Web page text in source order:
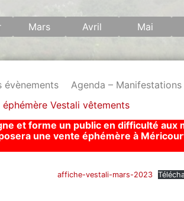
Mars Avril Mai
évènements
Agenda – Manifestations
éphémère Vestali vêtements
et forme un public en difficulté aux
une vente éphémère à
affiche-vestali-mars-2023